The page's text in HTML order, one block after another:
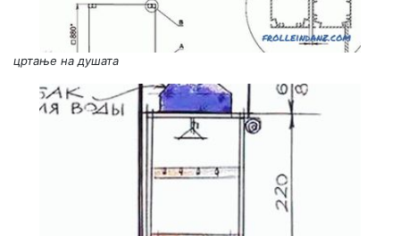
цртање на душата